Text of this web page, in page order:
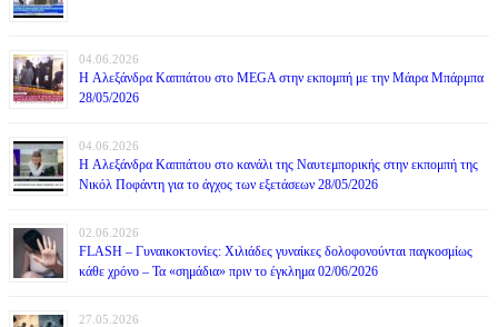
04.06.2026
H Αλεξάνδρα Καππάτου στο MEGA στην εκπομπή με την Μάιρα Mπάρμπα
28/05/2026
04.06.2026
H Αλεξάνδρα Καππάτου στο κανάλι της Ναυτεμπορικής στην εκπομπή της
Νικόλ Ποφάντη για το άγχος των εξετάσεων 28/05/2026
02.06.2026
FLASH – Γυναικοκτονίες: Χιλιάδες γυναίκες δολοφονούνται παγκοσμίως
κάθε χρόνο – Τα «σημάδια» πριν το έγκλημα 02/06/2026
27.05.2026